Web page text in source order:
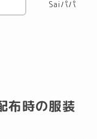
Saiパパ
布時の服装